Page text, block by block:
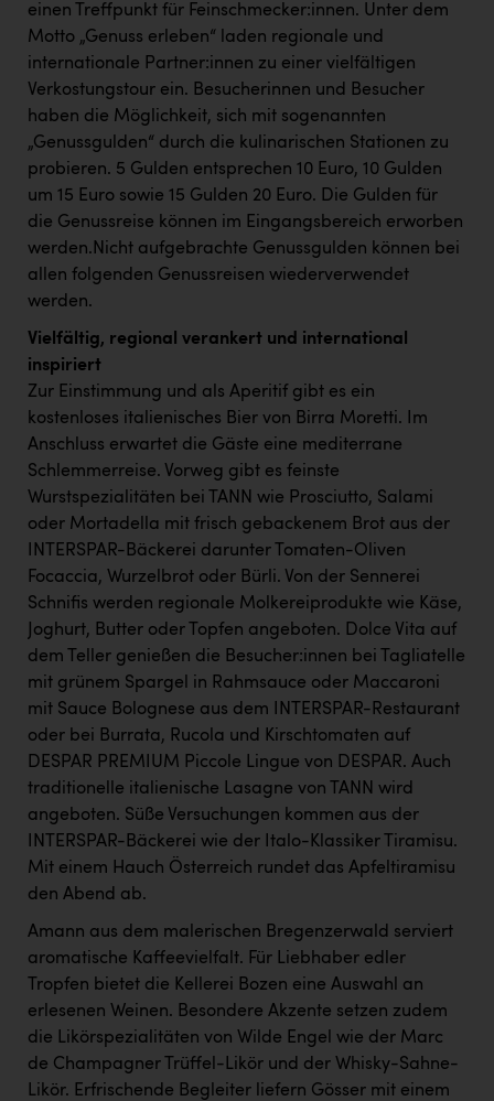
KIWI Kinderwunsch Institut Dr. Loimer
KLIPP Frisör
Kleider Bauer
Kremsmüller Anlagenbau GmbH
Maximarkt
Oldtimer Raststationen und Motorhotels
Österreichischer Kachelofenverband
Orlen
Passage Linz
PEZ
PÜSPÖK
REMAX
RE/MAX Welcome
Resch&Frisch
RUBBLE MASTER
Ruderclub Wels
SCRI - Salzburg Cancer Research Institute
SCHMACHTL GmbH
Schwingshandl - automation technology gmbh
Seher + Partner
Smurfit Westrock Nettingsdorf
TCL
TRAILOMAT & Cycling Austria
VERITAS
Vier Diamanten
Vorlagenportal
einen Treffpunkt für Feinschmecker:innen. Unter dem
Motto „Genuss erleben“ laden regionale und
internationale Partner:innen zu einer vielfältigen
Verkostungstour ein. Besucherinnen und Besucher
haben die Möglichkeit, sich mit sogenannten
„Genussgulden“ durch die kulinarischen Stationen zu
probieren. 5 Gulden entsprechen 10 Euro, 10 Gulden
um 15 Euro sowie 15 Gulden 20 Euro. Die Gulden für
die Genussreise können im Eingangsbereich erworben
werden.Nicht aufgebrachte Genussgulden können bei
allen folgenden Genussreisen wiederverwendet
werden.
Vielfältig, regional verankert und international
inspiriert
Zur Einstimmung und als Aperitif gibt es ein
kostenloses italienisches Bier von Birra Moretti. Im
Anschluss erwartet die Gäste eine mediterrane
Schlemmerreise. Vorweg gibt es feinste
Wurstspezialitäten bei TANN wie Prosciutto, Salami
oder Mortadella mit frisch gebackenem Brot aus der
INTERSPAR-Bäckerei darunter Tomaten-Oliven
Focaccia, Wurzelbrot oder Bürli. Von der Sennerei
Schnifis werden regionale Molkereiprodukte wie Käse,
Joghurt, Butter oder Topfen angeboten. Dolce Vita auf
dem Teller genießen die Besucher:innen bei Tagliatelle
mit grünem Spargel in Rahmsauce oder Maccaroni
mit Sauce Bolognese aus dem INTERSPAR-Restaurant
oder bei Burrata, Rucola und Kirschtomaten auf
DESPAR PREMIUM Piccole Lingue von DESPAR. Auch
traditionelle italienische Lasagne von TANN wird
angeboten. Süße Versuchungen kommen aus der
INTERSPAR-Bäckerei wie der Italo-Klassiker Tiramisu.
Mit einem Hauch Österreich rundet das Apfeltiramisu
den Abend ab.
Amann aus dem malerischen Bregenzerwald serviert
aromatische Kaffeevielfalt. Für Liebhaber edler
Tropfen bietet die Kellerei Bozen eine Auswahl an
erlesenen Weinen. Besondere Akzente setzen zudem
die Likörspezialitäten von Wilde Engel wie der Marc
de Champagner Trüffel-Likör und der Whisky-Sahne-
Likör. Erfrischende Begleiter liefern Gösser mit einem